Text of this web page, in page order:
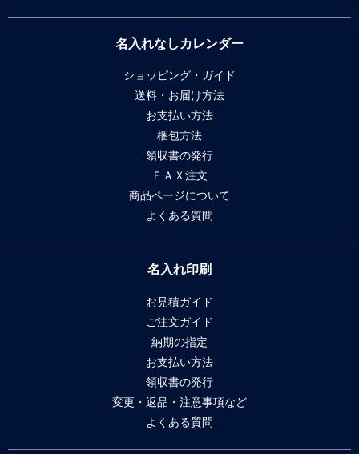
名入れなしカレンダー
ショッピング・ガイド
送料・お届け方法
お支払い方法
梱包方法
領収書の発行
ＦＡＸ注文
商品ページについて
よくある質問
名入れ印刷
お見積ガイド
ご注文ガイド
納期の指定
お支払い方法
領収書の発行
変更・返品・注意事項など
よくある質問